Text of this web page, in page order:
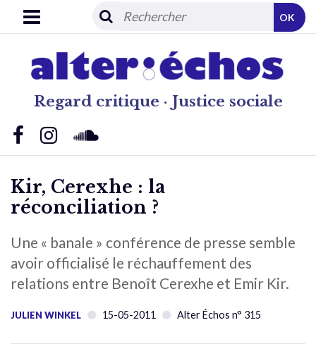
Regard critique · Justice sociale
OK
Kir, Cerexhe : la
réconciliation ?
Une « banale » conférence de presse semble
avoir officialisé le réchauffement des
relations entre Benoît Cerexhe et Emir Kir.
JULIEN WINKEL 15-05-2011 Alter Échos n° 315